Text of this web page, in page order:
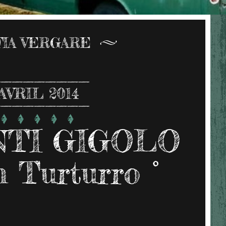
VERGARE
2014
GIGOLO
Turturro °